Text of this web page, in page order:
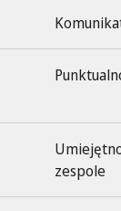
zespole